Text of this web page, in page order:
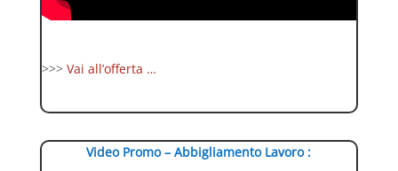
>>> Vai all’offerta …
Video Promo – Abbigliamento Lavoro :